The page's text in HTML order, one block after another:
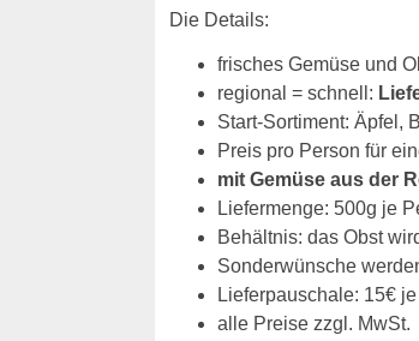
Die Details:
frisches Gemüse und
regional = schnell:
Start-Sortiment: Äpfel,
Preis pro Person für
mit Gemüse aus der
Liefermenge: 500g je
Behältnis: das Obst
Sonderwünsche
Lieferpauschale: 15€
alle Preise zzgl. MwSt.